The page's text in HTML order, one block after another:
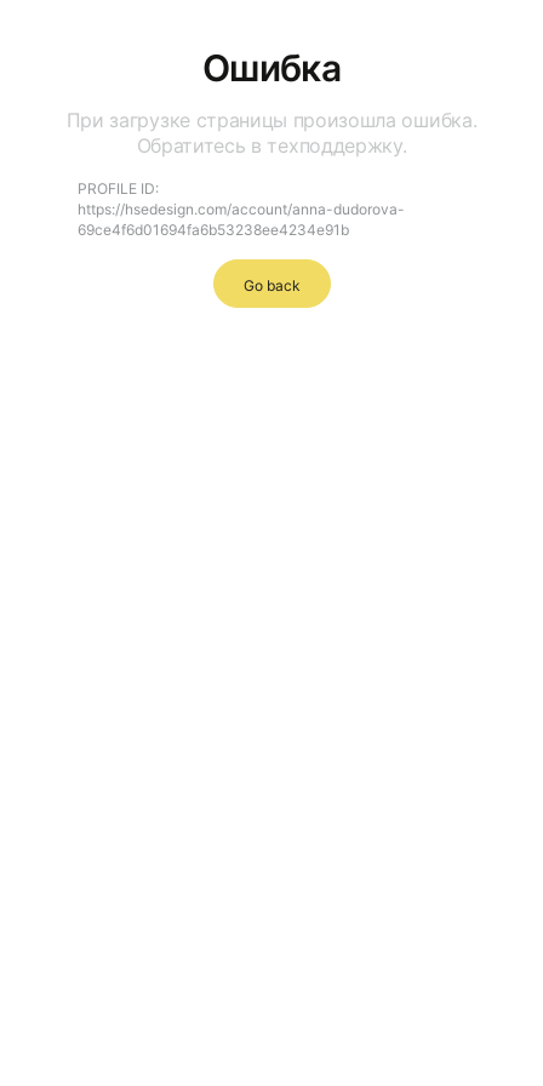
Ошибка
При загрузке страницы произошла ошибка.
Обратитесь в техподдержку.
PROFILE ID:
https://hsedesign.com/account/anna-dudorova-
69ce4f6d01694fa6b53238ee4234e91b
Go back